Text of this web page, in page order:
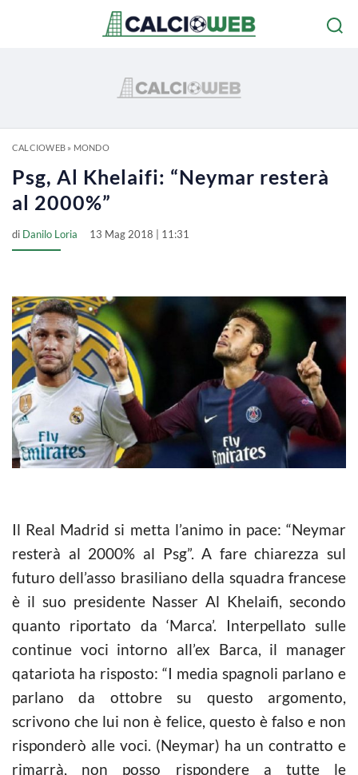
CALCIOWEB» MONDO
Psg, Al Khelaifi: “Neymar resterà
al 2000%”
di Danilo Loria 13 Mag 2018 | 11:31
Il Real Madrid si metta l’animo in pace: “Neymar
resterà al 2000% al Psg”. A fare chiarezza sul
futuro dell’asso brasiliano della squadra francese
è il suo presidente Nasser Al Khelaifi, secondo
quanto riportato da ‘Marca’. Interpellato sulle
continue voci intorno all’ex Barca, il manager
qatariota ha risposto: “I media spagnoli parlano e
parlano da ottobre su questo argomento,
scrivono che lui non è felice, questo è falso e non
risponderò alle voci. (Neymar) ha un contratto e
rimarrà, non posso rispondere a tutte le